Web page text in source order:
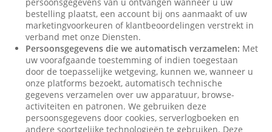
bestelling plaatst, een account bij ons aanmaakt of uw
marketingvoorkeuren of klantbeoordelingen verstrekt in
verband met onze Diensten.
Persoonsgegevens die we automatisch verzamelen: Met
uw voorafgaande toestemming of indien toegestaan
door de toepasselijke wetgeving, kunnen we, wanneer u
onze platforms bezoekt, automatisch technische
gegevens verzamelen over uw apparatuur, browse-
activiteiten en patronen. We gebruiken deze
persoonsgegevens door cookies, serverlogboeken en
andere soortgelijke technologieën te gebruiken. Deze